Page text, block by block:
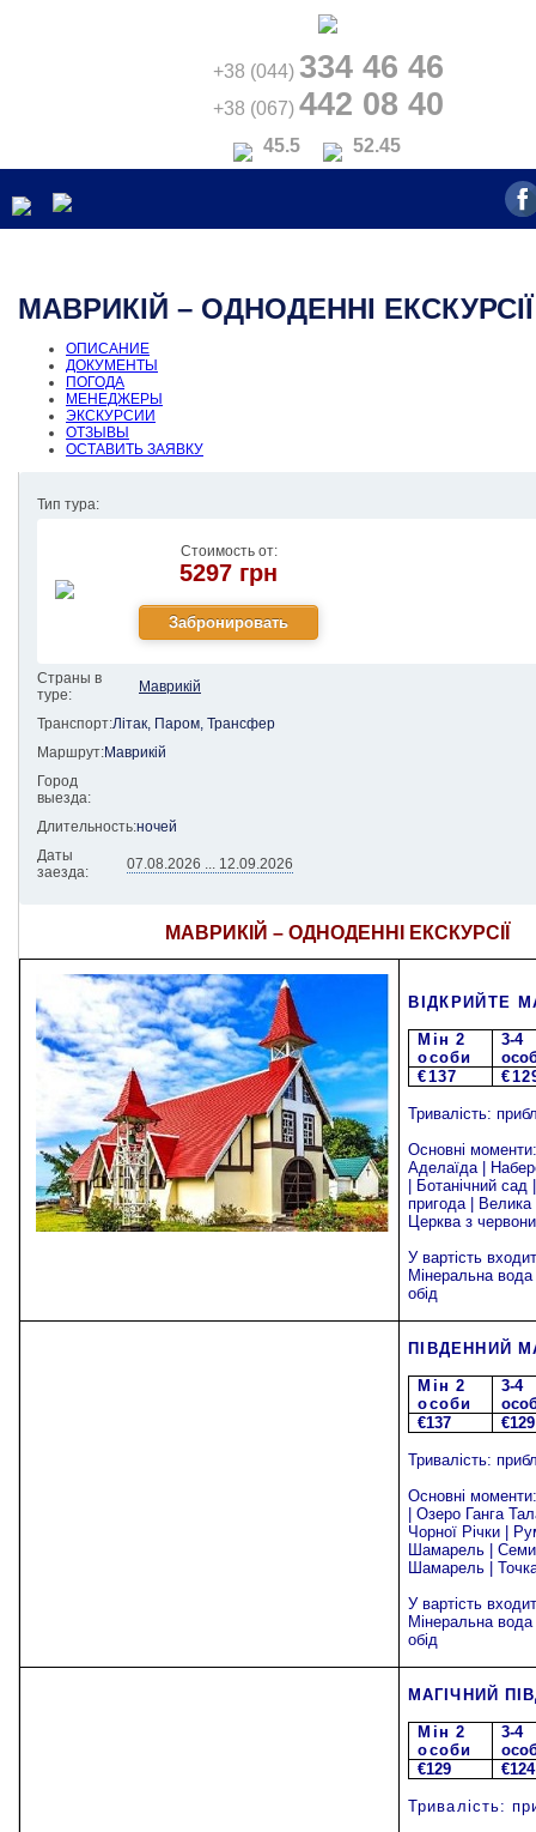
+38 (044) 334 46 46
+38 (067) 442 08 40
45.5 52.45
МАВРИКІЙ – ОДНОДЕННІ ЕКСКУРСІЇ
ОПИСАНИЕ
ДОКУМЕНТЫ
ПОГОДА
МЕНЕДЖЕРЫ
ЭКСКУРСИИ
ОТЗЫВЫ
ОСТАВИТЬ ЗАЯВКУ
Тип тура:
Стоимость от:
5297 грн
Страны в
туре:
Маврикій
Транспорт:Літак, Паром, Трансфер
Маршрут:Маврикій
Город
выезда:
Длительность:ночей
Даты
заезда:
07.08.2026 ... 12.09.2026
МАВРИКІЙ – ОДНОДЕННІ ЕКСКУРСІЇ
ВІДКРИЙТЕ
Miн 2
особи
3-4
€137 €1
Тривалість:п
Основні
Аделаїда |
| Ботанічний
пригода | Велика
Церква з
У вартість
Мінеральна
обід
ПІВДЕННИЙ
Miн 2
особи
3-4
€137
€129
Тривалість:
Основні
| Озеро Ганга
Чорної Річки |
Шамарель |
Шамарель |
У вартість
Мінеральна
обід
МАГІЧНИЙ
Miн 2
особи
3-4
€129
€124
Тривалість: